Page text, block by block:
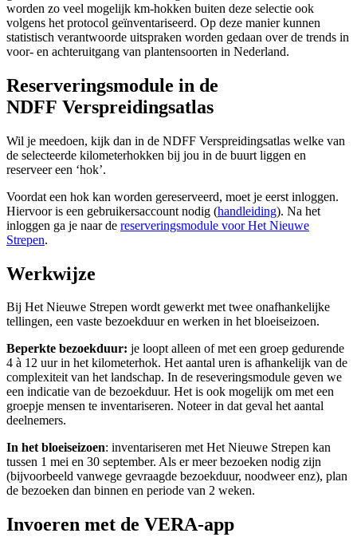
worden zo veel mogelijk km-hokken buiten deze selectie ook
volgens het protocol geïnventariseerd. Op deze manier kunnen
statistisch verantwoorde uitspraken worden gedaan over de trends in
voor- en achteruitgang van plantensoorten in Nederland.
Reserveringsmodule in de
NDFF Verspreidingsatlas
Wil je meedoen, kijk dan in de NDFF Verspreidingsatlas welke van
de selecteerde kilometerhokken bij jou in de buurt liggen en
reserveer een ‘hok’.
Voordat een hok kan worden gereserveerd, moet je eerst inloggen.
Hiervoor is een gebruikersaccount nodig (handleiding). Na het
inloggen ga je naar de reserveringsmodule voor Het Nieuwe
Strepen.
Werkwijze
Bij Het Nieuwe Strepen wordt gewerkt met twee onafhankelijke
tellingen, een vaste bezoekduur en werken in het bloeiseizoen.
Beperkte bezoekduur: je loopt alleen of met een groep gedurende
4 à 12 uur in het kilometerhok. Het aantal uren is afhankelijk van de
complexiteit van het landschap. In de reseveringsmodule geven we
een indicatie van de bezoekduur. Het is ook mogelijk om met een
groepje mensen te inventariseren. Noteer in dat geval het aantal
deelnemers.
In het bloeiseizoen: inventariseren met Het Nieuwe Strepen kan
tussen 1 mei en 30 september. Als er meer bezoeken nodig zijn
(bijvoorbeeld vanwege gevraagde bezoekduur, noodweer enz), plan
de bezoeken dan binnen en periode van 2 weken.
Invoeren met de VERA-app